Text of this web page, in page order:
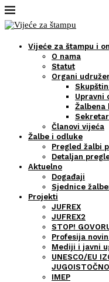
Vijeće za štampu i
O nama
Statut
Organi
Upravni
Žalbena
Članovi vijeća
Žalbe i odluke
Pregled žalbi
Detaljan
Aktuelno
Događaji
Sjednice
Projekti
JUFREX
JUFREX2
STOP!
Profesija
Mediji i javni
UNESCO/EU
IMEP